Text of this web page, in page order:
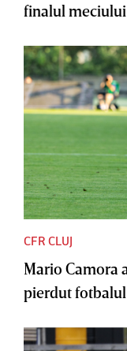
finalul meciului
CFR CLUJ
Mario Camora
pierdut fotbalul